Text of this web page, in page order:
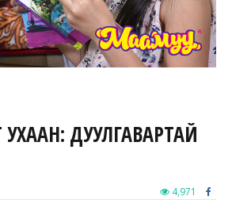
ДУУЛГАВАРТАЙ
4,971